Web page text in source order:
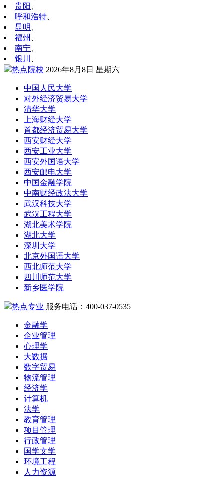
贵阳
呼和浩特
昆明
福州
南宁
银川
热点院校 2026年8月8日 星期六
中国人民大学
对外经济贸易大学
清华大学
上海财经大学
首都经济贸易大学
西安财经大学
西安工业大学
西安外国语大学
西安邮电大学
中国金融学院
中南财经政法大学
武汉科技大学
武汉工程大学
湖北美术学院
湖北大学
深圳大学
北京外国语大学
西北师范大学
四川师范大学
新乡医学院
热点专业 服务电话：400-037-0535
金融学
企业管理
心理学
大数据
数字贸易
物流管理
经济学
计算机
法学
教育管理
项目管理
行政管理
国学文学
环境工程
人力资源